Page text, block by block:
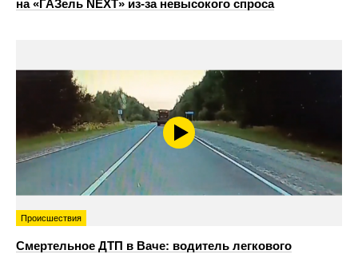
на «ГАЗель NEXT» из‑за невысокого спроса
Происшествия
Смертельное ДТП в Ваче: водитель легкового